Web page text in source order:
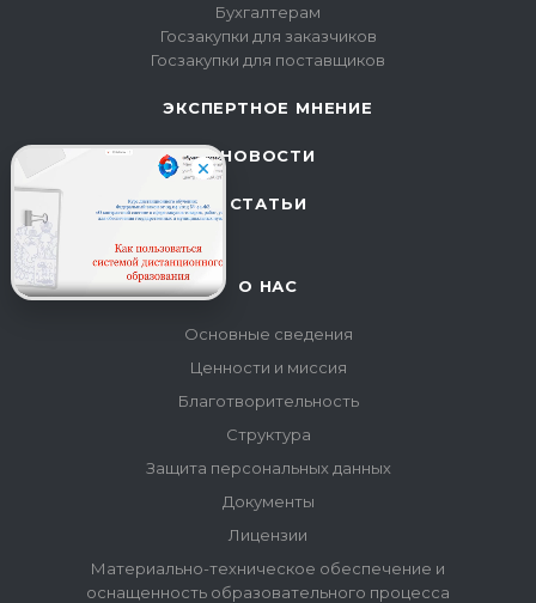
Бухгалтерам
Госзакупки для заказчиков
Госзакупки для поставщиков
ЭКСПЕРТНОЕ МНЕНИЕ
НОВОСТИ
СТАТЬИ
О НАС
Основные сведения
Ценности и миссия
Благотворительность
Структура
Защита персональных данных
Документы
Лицензии
Материально-техническое обеспечение и
оснащенность образовательного процесса